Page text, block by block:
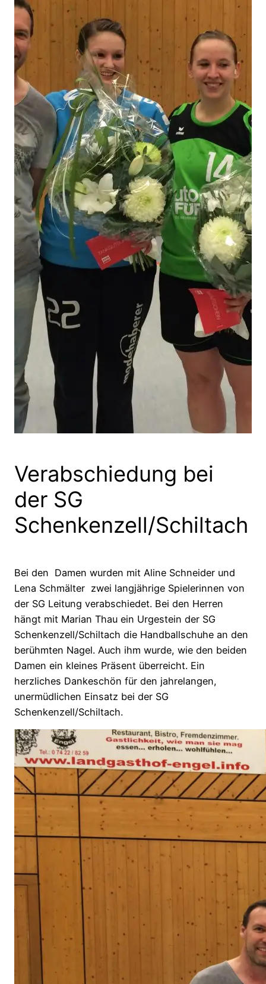
Verabschiedung bei
der SG
Schenkenzell/Schiltach
Bei den Damen wurden mit Aline Schneider und
Lena Schmälter zwei langjährige Spielerinnen von
der SG Leitung verabschiedet. Bei den Herren
hängt mit Marian Thau ein Urgestein der SG
Schenkenzell/Schiltach die Handballschuhe an den
berühmten Nagel. Auch ihm wurde, wie den beiden
Damen ein kleines Präsent überreicht. Ein
herzliches Dankeschön für den jahrelangen,
unermüdlichen Einsatz bei der SG
Schenkenzell/Schiltach.